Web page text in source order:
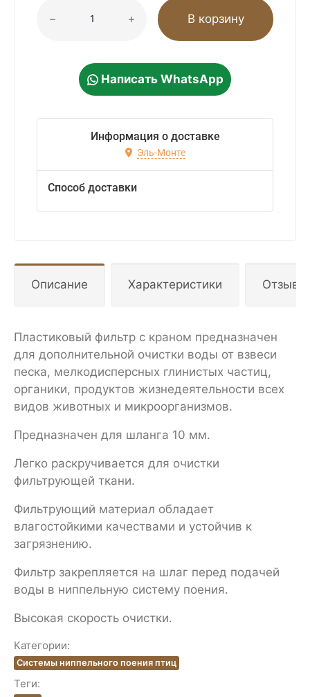
В корзину
Написать WhatsApp
Информация о доставке
Эль-Монте
Способ доставки
Описание Характеристики
Пластиковый фильтр с краном предназначен
для дополнительной очистки воды от взвеси
песка, мелкодисперсных глинистых частиц,
органики, продуктов жизнедеятельности всех
видов животных и микроорганизмов.
Предназначен для шланга 10 мм.
Легко раскручивается для очистки
фильтрующей ткани.
Фильтрующий материал обладает
влагостойкими качествами и устойчив к
загрязнению.
Фильтр закрепляется на шлаг перед подачей
воды в ниппельную систему поения.
Высокая скорость очистки.
Категории:
Системы ниппельного поения птиц
Теги: